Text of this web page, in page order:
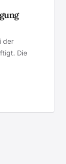
der
Die